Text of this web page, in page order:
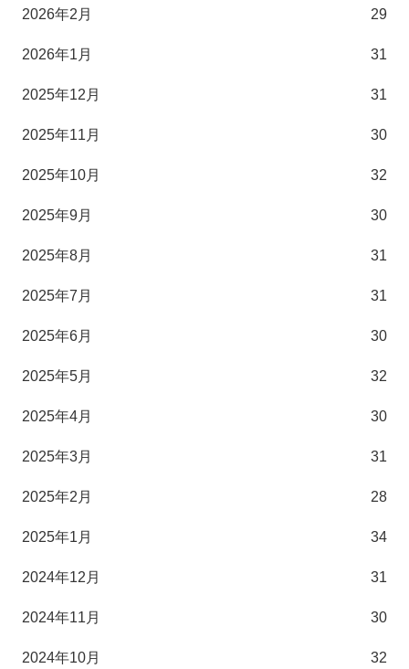
2026年2月 29
2026年1月 31
2025年12月 31
2025年11月 30
2025年10月 32
2025年9月 30
2025年8月 31
2025年7月 31
2025年6月 30
2025年5月 32
2025年4月 30
2025年3月 31
2025年2月 28
2025年1月 34
2024年12月 31
2024年11月 30
2024年10月 32